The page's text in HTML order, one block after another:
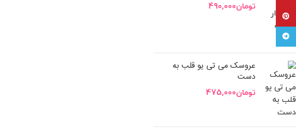
تومان490,000
عروسک می تی یو قلب به
دست
تومان475,000
پینترست